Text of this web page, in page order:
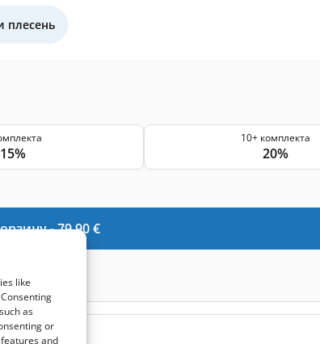
like
as
or
and
плесень
15%
10+ комплекта
20%
-79,90€